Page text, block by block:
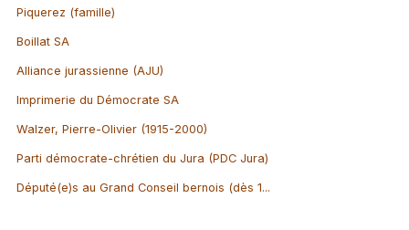
Piquerez (famille)
Boillat SA
Alliance jurassienne (AJU)
Imprimerie du Démocrate SA
Walzer, Pierre-Olivier (1915-2000)
Parti démocrate-chrétien du Jura (PDC Jura)
Député(e)s au Grand Conseil bernois (dès 1...